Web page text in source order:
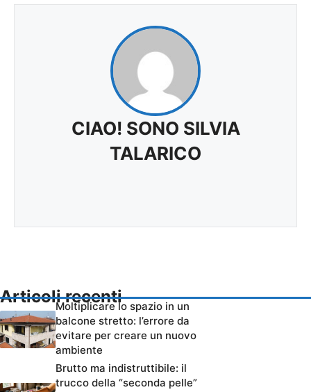
CIAO! SONO SILVIA
TALARICO
Articoli recenti
Moltiplicare lo spazio in un
balcone stretto: l’errore da
evitare per creare un nuovo
ambiente
Brutto ma indistruttibile: il
trucco della “seconda pelle”